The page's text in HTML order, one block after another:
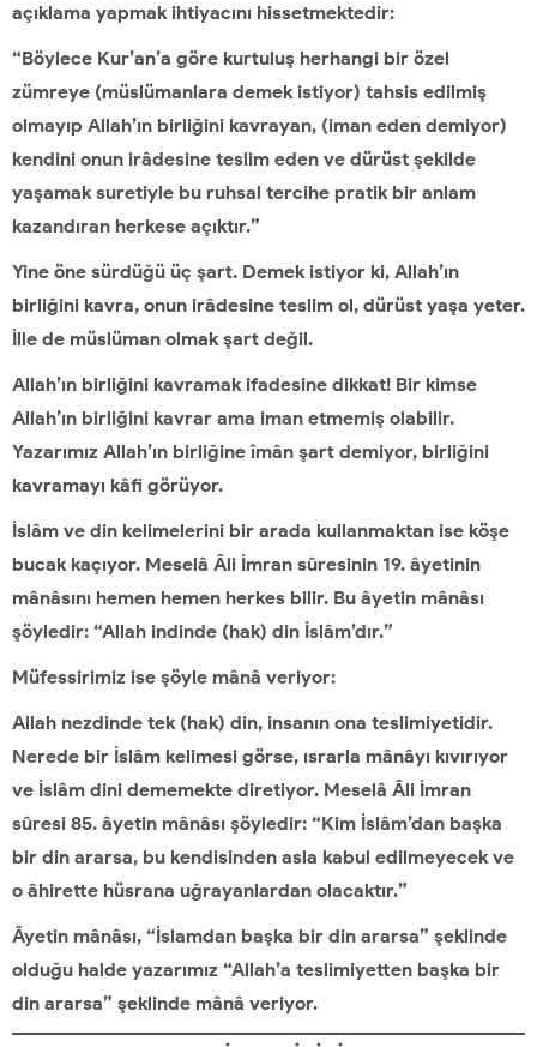
açıklama yapmak ihtiyacını hissetmektedir:
“Böylece Kur’an’a göre kurtuluş herhangi bir özel
zümreye (müslümanlara demek istiyor) tahsis edilmiş
olmayıp Allah’ın birliğini kavrayan, (iman eden demiyor)
kendini onun irâdesine teslim eden ve dürüst şekilde
yaşamak suretiyle bu ruhsal tercihe pratik bir anlam
kazandıran herkese açıktır.”
Yine öne sürdüğü üç şart. Demek istiyor ki, Allah’ın
birliğini kavra, onun irâdesine teslim ol, dürüst yaşa yeter.
İlle de müslüman olmak şart değil.
Allah’ın birliğini kavramak ifadesine dikkat! Bir kimse
Allah’ın birliğini kavrar ama iman etmemiş olabilir.
Yazarımız Allah’ın birliğine îmân şart demiyor, birliğini
kavramayı kâfi görüyor.
İslâm ve din kelimelerini bir arada kullanmaktan ise köşe
bucak kaçıyor. Meselâ Âli İmran sûresinin 19. âyetinin
mânâsını hemen hemen herkes bilir. Bu âyetin mânâsı
şöyledir: “Allah indinde (hak) din İslâm’dır.”
Müfessirimiz ise şöyle mânâ veriyor:
Allah nezdinde tek (hak) din, insanın ona teslimiyetidir.
Nerede bir İslâm kelimesi görse, ısrarla mânâyı kıvırıyor
ve İslâm dini dememekte diretiyor. Meselâ Âli İmran
sûresi 85. âyetin mânâsı şöyledir: “Kim İslâm’dan başka
bir din ararsa, bu kendisinden asla kabul edilmeyecek ve
o âhirette hüsrana uğrayanlardan olacaktır.”
Âyetin mânâsı, “İslamdan başka bir din ararsa” şeklinde
olduğu halde yazarımız “Allah’a teslimiyetten başka bir
din ararsa” şeklinde mânâ veriyor.